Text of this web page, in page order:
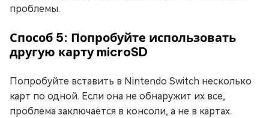
проблемы.
Способ 5: Попробуйте использовать
другую карту microSD
Попробуйте вставить в Nintendo Switch несколько
карт по одной. Если она не обнаружит их все,
проблема заключается в консоли, а не в картах.